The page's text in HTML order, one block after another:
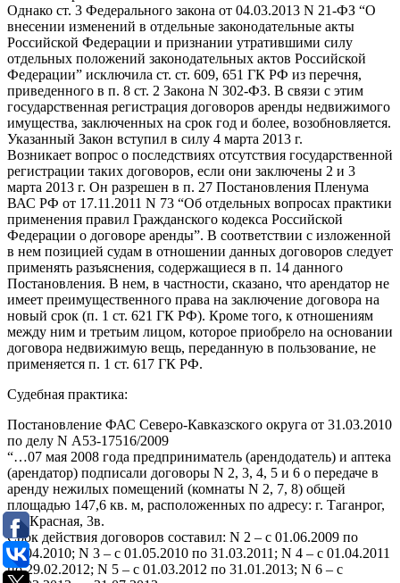
Однако ст. 3 Федерального закона от 04.03.2013 N 21-ФЗ “О
внесении изменений в отдельные законодательные акты
Российской Федерации и признании утратившими силу
отдельных положений законодательных актов Российской
Федерации” исключила ст. ст. 609, 651 ГК РФ из перечня,
приведенного в п. 8 ст. 2 Закона N 302-ФЗ. В связи с этим
государственная регистрация договоров аренды недвижимого
имущества, заключенных на срок год и более, возобновляется.
Указанный Закон вступил в силу 4 марта 2013 г.
Возникает вопрос о последствиях отсутствия государственной
регистрации таких договоров, если они заключены 2 и 3
марта 2013 г. Он разрешен в п. 27 Постановления Пленума
ВАС РФ от 17.11.2011 N 73 “Об отдельных вопросах практики
применения правил Гражданского кодекса Российской
Федерации о договоре аренды”. В соответствии с изложенной
в нем позицией судам в отношении данных договоров следует
применять разъяснения, содержащиеся в п. 14 данного
Постановления. В нем, в частности, сказано, что арендатор не
имеет преимущественного права на заключение договора на
новый срок (п. 1 ст. 621 ГК РФ). Кроме того, к отношениям
между ним и третьим лицом, которое приобрело на основании
договора недвижимую вещь, переданную в пользование, не
применяется п. 1 ст. 617 ГК РФ.
Судебная практика:
Постановление ФАС Северо-Кавказского округа от 31.03.2010
по делу N А53-17516/2009
“…07 мая 2008 года предприниматель (арендодатель) и аптека
(арендатор) подписали договоры N 2, 3, 4, 5 и 6 о передаче в
аренду нежилых помещений (комнаты N 2, 7, 8) общей
площадью 147,6 кв. м, расположенных по адресу: г. Таганрог,
пл. Красная, 3в.
Срок действия договоров составил: N 2 – с 01.06.2009 по
30.04.2010; N 3 – с 01.05.2010 по 31.03.2011; N 4 – с 01.04.2011
по 29.02.2012; N 5 – с 01.03.2012 по 31.01.2013; N 6 – с